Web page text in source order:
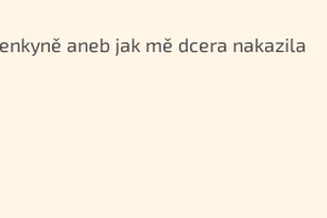
aneb jak mě dcera nakazila